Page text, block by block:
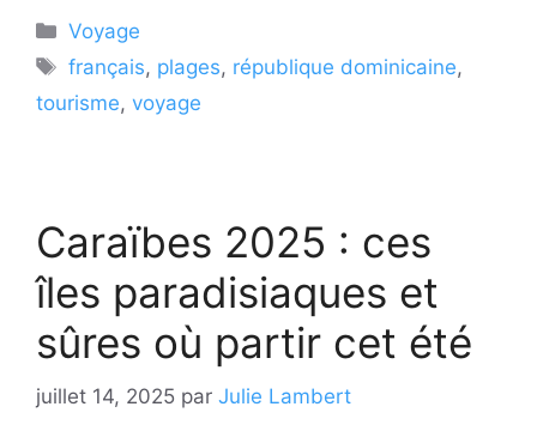
Catégories
Voyage
Étiquettes
français, plages, république dominicaine,
tourisme, voyage
Caraïbes 2025 : ces
îles paradisiaques et
sûres où partir cet été
juillet 14, 2025 par Julie Lambert